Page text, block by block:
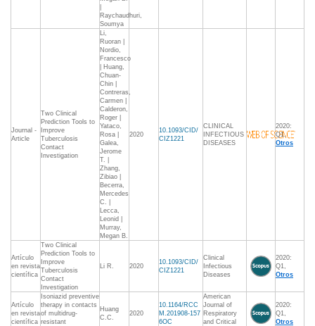
Raychaudhuri,
Soumya
Journal -
Article
Two Clinical
Prediction Tools to
Improve
Tuberculosis
Contact
Investigation
Li,
Ruoran |
Nordio,
Francesco
| Huang,
Chuan-
Chin |
Contreras,
Carmen |
Calderon,
Roger |
Yataco,
Rosa |
Galea,
Jerome
T. |
Zhang,
Zibiao |
Becerra,
Mercedes
C. |
Lecca,
Leonid |
Murray,
Megan B.
2020
10.1093/CID/
CIZ1221
CLINICAL
INFECTIOUS
DISEASES
2020:
Q1,
Otros
Artículo
en revista
científica
Two Clinical
Prediction Tools to
Improve
Tuberculosis
Contact
Investigation
Li R. 2020
10.1093/CID/
CIZ1221
Clinical
Infectious
Diseases
2020:
Q1,
Otros
Artículo
en revista
científica
Isoniazid preventive
therapy in contacts
of multidrug-
resistant
Huang
C.C.
2020
10.1164/RCC
M.201908-157
6OC
American
Journal of
Respiratory
and Critical
2020:
Q1,
Otros